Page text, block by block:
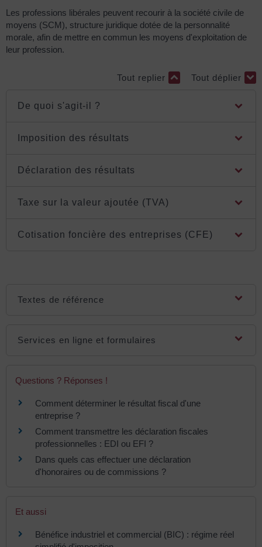
Les professions libérales peuvent recourir à la société civile de
moyens (SCM), structure juridique dotée de la personnalité
morale, afin de mettre en commun les moyens d'exploitation de
leur profession.
Tout replier Tout déplier
De quoi s'agit-il ?
Imposition des résultats
Déclaration des résultats
Taxe sur la valeur ajoutée (TVA)
Cotisation foncière des entreprises (CFE)
Textes de référence
Services en ligne et formulaires
Questions ? Réponses !
Comment déterminer le résultat fiscal d'une
entreprise ?
Comment transmettre les déclaration fiscales
professionnelles : EDI ou EFI ?
Dans quels cas effectuer une déclaration
d'honoraires ou de commissions ?
Et aussi
Bénéfice industriel et commercial (BIC) : régime réel